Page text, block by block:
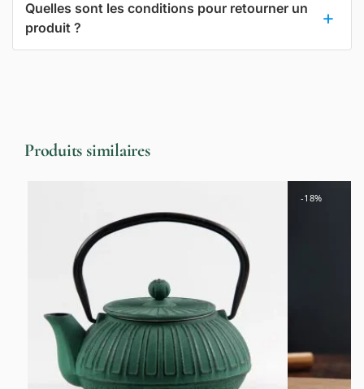
Quelles sont les conditions pour retourner un
produit ?
Produits similaires
-18%